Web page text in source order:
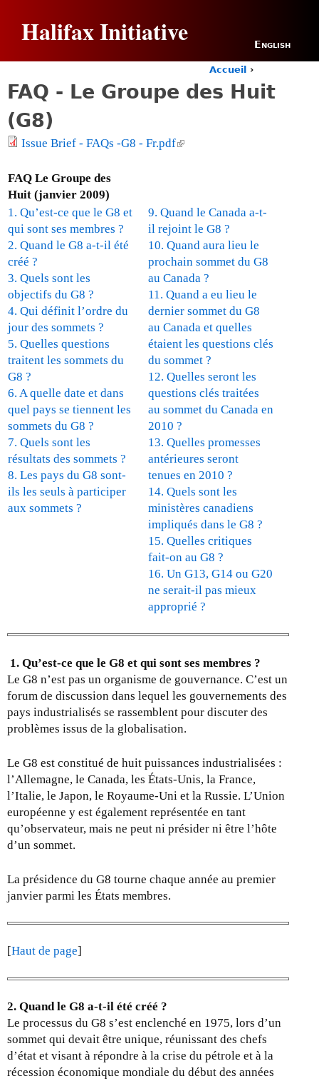
Halifax Initiative English
o
a
r
e
e
r
e
Accueil ›
FAQ - Le Groupe des Huit
(G8)
Issue Brief - FAQs -G8 - Fr.pdf(
k
i
s
e
x
t
e
r
n
a
l
)
FAQ Le Groupe des
Huit (janvier 2009)
1. Qu’est-ce que le G8 et
qui sont ses membres ?
2. Quand le G8 a-t-il été
créé ?
3. Quels sont les
objectifs du G8 ?
4. Qui définit l’ordre du
jour des sommets ?
5. Quelles questions
traitent les sommets du
G8 ?
6. A quelle date et dans
quel pays se tiennent les
sommets du G8 ?
7. Quels sont les
résultats des sommets ?
8. Les pays du G8 sont-
ils les seuls à participer
aux sommets ?
9. Quand le Canada a-t-
il rejoint le G8 ?
10. Quand aura lieu le
prochain sommet du G8
au Canada ?
11. Quand a eu lieu le
dernier sommet du G8
au Canada et quelles
étaient les questions clés
du sommet ?
12. Quelles seront les
questions clés traitées
au sommet du Canada en
2010 ?
13. Quelles promesses
antérieures seront
tenues en 2010 ?
14. Quels sont les
ministères canadiens
impliqués dans le G8 ?
15. Quelles critiques
fait-on au G8 ?
16. Un G13, G14 ou G20
ne serait-il pas mieux
approprié ?
1. Qu’est-ce que le G8 et qui sont ses membres ?
Le G8 n’est pas un organisme de gouvernance. C’est un
forum de discussion dans lequel les gouvernements des
pays industrialisés se rassemblent pour discuter des
problèmes issus de la globalisation.
Le G8 est constitué de huit puissances industrialisées :
l’Allemagne, le Canada, les États-Unis, la France,
l’Italie, le Japon, le Royaume-Uni et la Russie. L’Union
européenne y est également représentée en tant
qu’observateur, mais ne peut ni présider ni être l’hôte
d’un sommet.
La présidence du G8 tourne chaque année au premier
janvier parmi les États membres.
[Haut de page]
2. Quand le G8 a-t-il été créé ?
Le processus du G8 s’est enclenché en 1975, lors d’un
sommet qui devait être unique, réunissant des chefs
d’état et visant à répondre à la crise du pétrole et à la
récession économique mondiale du début des années